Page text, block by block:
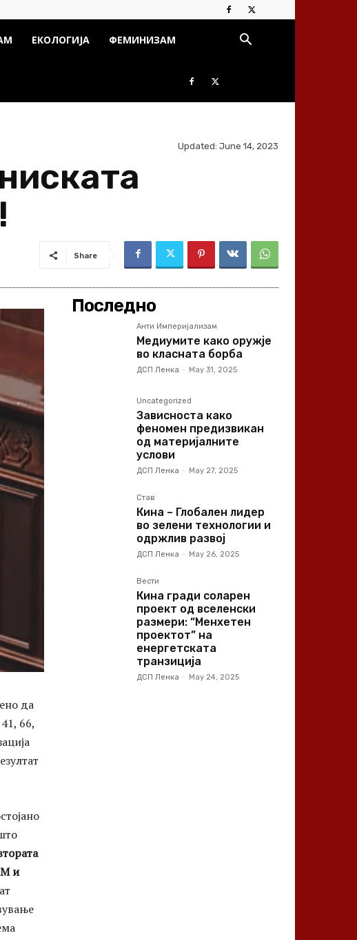
ЕКОЛОГИЈА ФЕМИНИЗАМ
Updated: June 14, 2023
Share
да
66,
и
Последно
Анти Империјализам
Медиумите како оружје
во класната борба
ДСП Ленка - May 31, 2025
Uncategorized
Зависноста како
феномен предизвикан
од материјалните
услови
ДСП Ленка - May 27, 2025
Став
Кина – Глобален лидер
во зелени технологии и
одржлив развој
ДСП Ленка - May 26, 2025
Вести
Кина гради соларен
проект од вселенски
размери: “Менхетен
проектот” на
енергетската
транзиција
ДСП Ленка - May 24, 2025